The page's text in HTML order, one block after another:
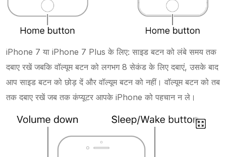
iPhone 7 या iPhone 7 Plus के लिए: साइड बटन को लंबे समय तक
दबाए रखें जबकि वॉल्यूम बटन को लगभग 8 सेकंड के लिए दबाएं, उसके बाद
आप साइड बटन को छोड़ दें और वॉल्यूम बटन को नहीं। वॉल्यूम बटन को तब
तक दबाए रखें जब तक कंप्यूटर आपके iPhone को पहचान न ले।